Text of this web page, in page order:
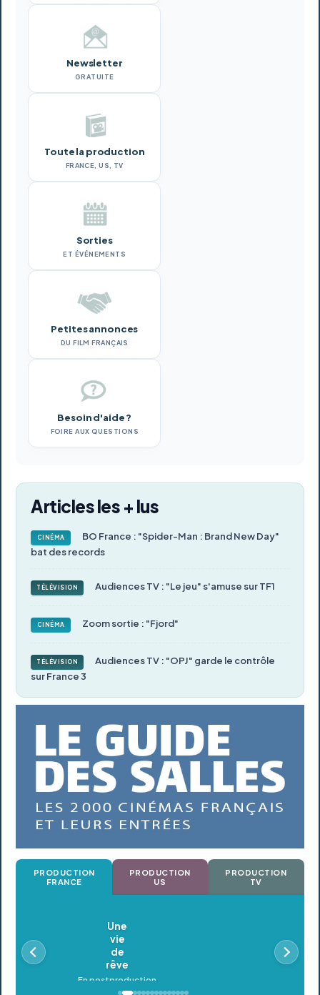
Newsletter
GRATUITE
Toute la production
FRANCE, US, TV
Sorties
ET ÉVÉNEMENTS
Petites annonces
DU FILM FRANÇAIS
Besoin d'aide ?
FOIRE AUX QUESTIONS
Articles les + lus
CINÉMA
BO France : "Spider-Man : Brand New Day"
bat des records
TÉLÉVISION Audiences TV : "Le jeu" s'amuse sur TF1
CINÉMA Zoom sortie : "Fjord"
TÉLÉVISION
Audiences TV : "OPJ" garde le contrôle
sur France 3
PRODUCTION
FRANCE
PRODUCTION
US
PRODUCTION
TV
Oldeupe
En postproduction